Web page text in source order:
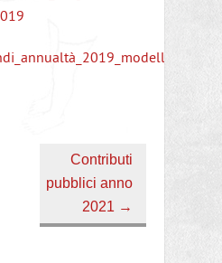
Contributi
pubblici anno
2021 →